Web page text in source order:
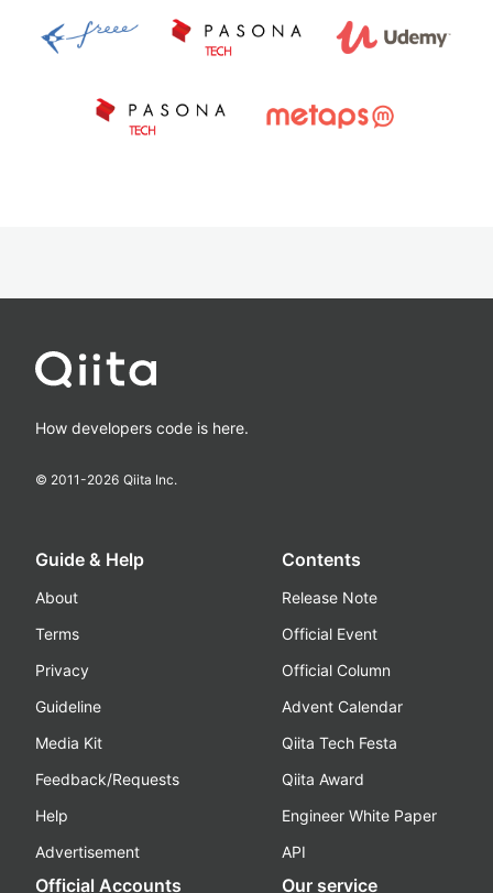
How developers code is here.
© 2011-2026 Qiita Inc.
Guide & Help
About
Terms
Privacy
Guideline
Media Kit
Feedback/Requests
Help
Advertisement
Contents
Release Note
Official Event
Official Column
Advent Calendar
Qiita Tech Festa
Qiita Award
Engineer White Paper
API
Official Accounts Our service